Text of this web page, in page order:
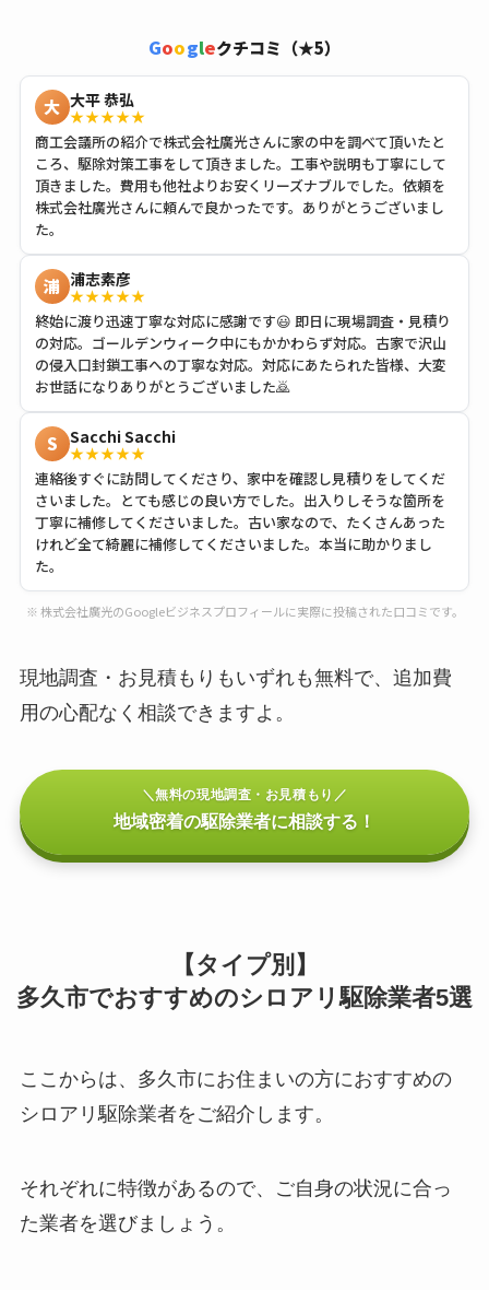
Googleクチコミ（★5）
大 大平 恭弘
★★★★★
商工会議所の紹介で株式会社廣光さんに家の中を調べて頂いたと
ころ、駆除対策工事をして頂きました。工事や説明も丁寧にして
頂きました。費用も他社よりお安くリーズナブルでした。依頼を
株式会社廣光さんに頼んで良かったです。ありがとうございまし
た。
浦 浦志素彦
★★★★★
終始に渡り迅速丁寧な対応に感謝です😃 即日に現場調査・見積り
の対応。ゴールデンウィーク中にもかかわらず対応。古家で沢山
の侵入口封鎖工事への丁寧な対応。対応にあたられた皆様、大変
お世話になりありがとうございました🙇
S Sacchi Sacchi
★★★★★
連絡後すぐに訪問してくださり、家中を確認し見積りをしてくだ
さいました。とても感じの良い方でした。出入りしそうな箇所を
丁寧に補修してくださいました。古い家なので、たくさんあった
けれど全て綺麗に補修してくださいました。本当に助かりまし
た。
※ 株式会社廣光のGoogleビジネスプロフィールに実際に投稿された口コミです。
現地調査・お見積もりもいずれも無料で、追加費
用の心配なく相談できますよ。
＼無料の現地調査・お見積もり／
地域密着の駆除業者に相談する！
【タイプ別】
多久市でおすすめのシロアリ駆除業者5選
ここからは、多久市にお住まいの方におすすめの
シロアリ駆除業者をご紹介します。
それぞれに特徴があるので、ご自身の状況に合っ
た業者を選びましょう。